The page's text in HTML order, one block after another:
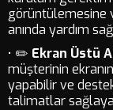
görüntülemesine
anında yardım
• ✏️ Ekran Üstü
müşterinin
yapabilir ve
talimatlar